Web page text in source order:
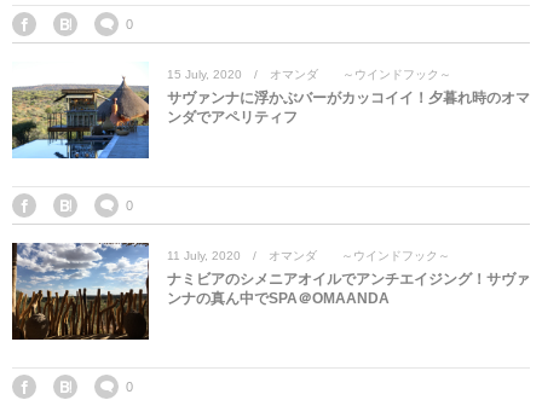
0
15 July, 2020 オマンダ ～ウインドフック～
サヴァンナに浮かぶバーがカッコイイ！夕暮れ時のオマ
ンダでアペリティフ
0
11 July, 2020 オマンダ ～ウインドフック～
ナミビアのシメニアオイルでアンチエイジング！サヴァ
ンナの真ん中でSPA＠OMAANDA
0
タイ